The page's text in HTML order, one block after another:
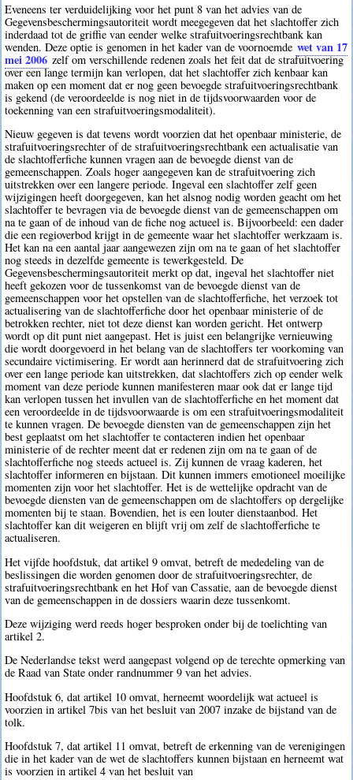
Eveneens ter verduidelijking voor het punt 8 van het advies van de
Gegevensbeschermingsautoriteit wordt meegegeven dat het slachtoffer zich
inderdaad tot de griffie van eender welke strafuitvoeringsrechtbank kan
wenden. Deze optie is genomen in het kader van de voornoemde wet van 17
mei 2006 zelf om verschillende redenen zoals het feit dat de strafuitvoering
over een lange termijn kan verlopen, dat het slachtoffer zich kenbaar kan
maken op een moment dat er nog geen bevoegde strafuitvoeringsrechtbank
is gekend (de veroordeelde is nog niet in de tijdsvoorwaarden voor de
toekenning van een strafuitvoeringsmodaliteit).
Nieuw gegeven is dat tevens wordt voorzien dat het openbaar ministerie, de
strafuitvoeringsrechter of de strafuitvoeringsrechtbank een actualisatie van
de slachtofferfiche kunnen vragen aan de bevoegde dienst van de
gemeenschappen. Zoals hoger aangegeven kan de strafuitvoering zich
uitstrekken over een langere periode. Ingeval een slachtoffer zelf geen
wijzigingen heeft doorgegeven, kan het alsnog nodig worden geacht om het
slachtoffer te bevragen via de bevoegde dienst van de gemeenschappen om
na te gaan of de inhoud van de fiche nog actueel is. Bijvoorbeeld: een dader
die een regioverbod krijgt in de gemeente waar het slachtoffer werkzaam is.
Het kan na een aantal jaar aangewezen zijn om na te gaan of het slachtoffer
nog steeds in dezelfde gemeente is tewerkgesteld. De
Gegevensbeschermingsautoriteit merkt op dat, ingeval het slachtoffer niet
heeft gekozen voor de tussenkomst van de bevoegde dienst van de
gemeenschappen voor het opstellen van de slachtofferfiche, het verzoek tot
actualisering van de slachtofferfiche door het openbaar ministerie of de
betrokken rechter, niet tot deze dienst kan worden gericht. Het ontwerp
wordt op dit punt niet aangepast. Het is juist een belangrijke vernieuwing
die wordt doorgevoerd in het belang van de slachtoffers ter voorkoming van
secundaire victimisering. Er wordt aan herinnerd dat de strafuitvoering zich
over een lange periode kan uitstrekken, dat slachtoffers zich op eender welk
moment van deze periode kunnen manifesteren maar ook dat er lange tijd
kan verlopen tussen het invullen van de slachtofferfiche en het moment dat
een veroordeelde in de tijdsvoorwaarde is om een strafuitvoeringsmodaliteit
te kunnen vragen. De bevoegde diensten van de gemeenschappen zijn het
best geplaatst om het slachtoffer te contacteren indien het openbaar
ministerie of de rechter meent dat er redenen zijn om na te gaan of de
slachtofferfiche nog steeds actueel is. Zij kunnen de vraag kaderen, het
slachtoffer informeren en bijstaan. Dit kunnen immers emotioneel moeilijke
momenten zijn voor het slachtoffer. Het is de wettelijke opdracht van de
bevoegde diensten van de gemeenschappen om de slachtoffers op dergelijke
momenten bij te staan. Bovendien, het is een louter dienstaanbod. Het
slachtoffer kan dit weigeren en blijft vrij om zelf de slachtofferfiche te
actualiseren.
Het vijfde hoofdstuk, dat artikel 9 omvat, betreft de mededeling van de
beslissingen die worden genomen door de strafuitvoeringsrechter, de
strafuitvoeringsrechtbank en het Hof van Cassatie, aan de bevoegde dienst
van de gemeenschappen in de dossiers waarin deze tussenkomt.
Deze wijziging werd reeds hoger besproken onder bij de toelichting van
artikel 2.
De Nederlandse tekst werd aangepast volgend op de terechte opmerking van
de Raad van State onder randnummer 9 van het advies.
Hoofdstuk 6, dat artikel 10 omvat, herneemt woordelijk wat actueel is
voorzien in artikel 7bis van het besluit van 2007 inzake de bijstand van de
tolk.
Hoofdstuk 7, dat artikel 11 omvat, betreft de erkenning van de verenigingen
die in het kader van de wet de slachtoffers kunnen bijstaan en herneemt wat
is voorzien in artikel 4 van het besluit van